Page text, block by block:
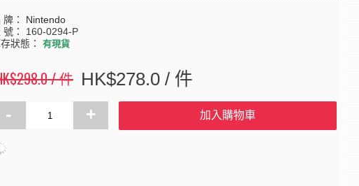
牌： Nintendo
號： 160-0294-P
狀態： 有現貨
/ 件 HK$278.0 / 件
- + 加入購物車